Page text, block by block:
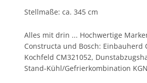
Stellmaße: ca. 345 cm
Alles mit drin ... Hochwertige
Constructa und Bosch: Einbauherd
Kochfeld CM321052,
Stand-Kühl/Gefrierkombination